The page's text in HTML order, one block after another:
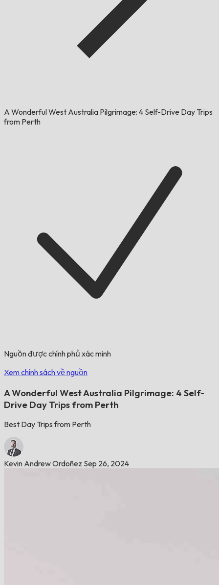
A Wonderful West Australia Pilgrimage: 4 Self-Drive Day Trips
from Perth
Nguồn được chính phủ xác minh
Xem chính sách về nguồn
A Wonderful West Australia Pilgrimage: 4 Self-
Drive Day Trips from Perth
Best Day Trips from Perth
Kevin Andrew Ordoñez Sep 26, 2024